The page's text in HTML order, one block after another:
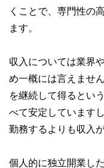
くことで、専門性の
ます。
収入については業界
め一概には言えませ
を継続して得るとい
べて安定しています
勤務するよりも収入
個人的に独立開業し